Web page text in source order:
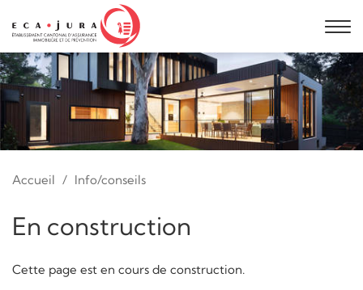
Accueil Info/conseils
En construction
Cette page est en cours de construction.